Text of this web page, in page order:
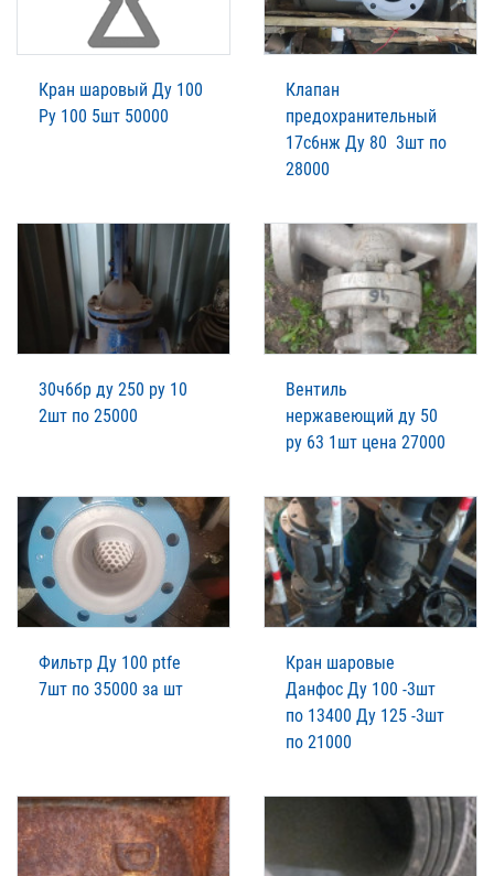
Кран шаровый Ду 100
Ру 100 5шт 50000
Клапан
предохранительный
17с6нж Ду 80 3шт по
28000
30ч6бр ду 250 ру 10
2шт по 25000
Вентиль
нержавеющий ду 50
ру 63 1шт цена 27000
Фильтр Ду 100 ptfe
7шт по 35000 за шт
Кран шаровые
Данфос Ду 100 -3шт
по 13400 Ду 125 -3шт
по 21000